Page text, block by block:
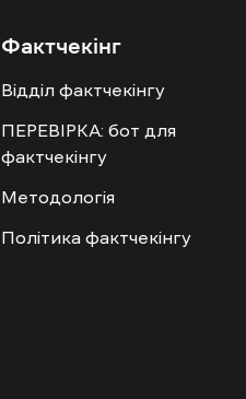
Фактчекінг
Відділ фактчекінгу
ПЕРЕВІРКА: бот для
фактчекінгу
Методологія
Політика фактчекінгу